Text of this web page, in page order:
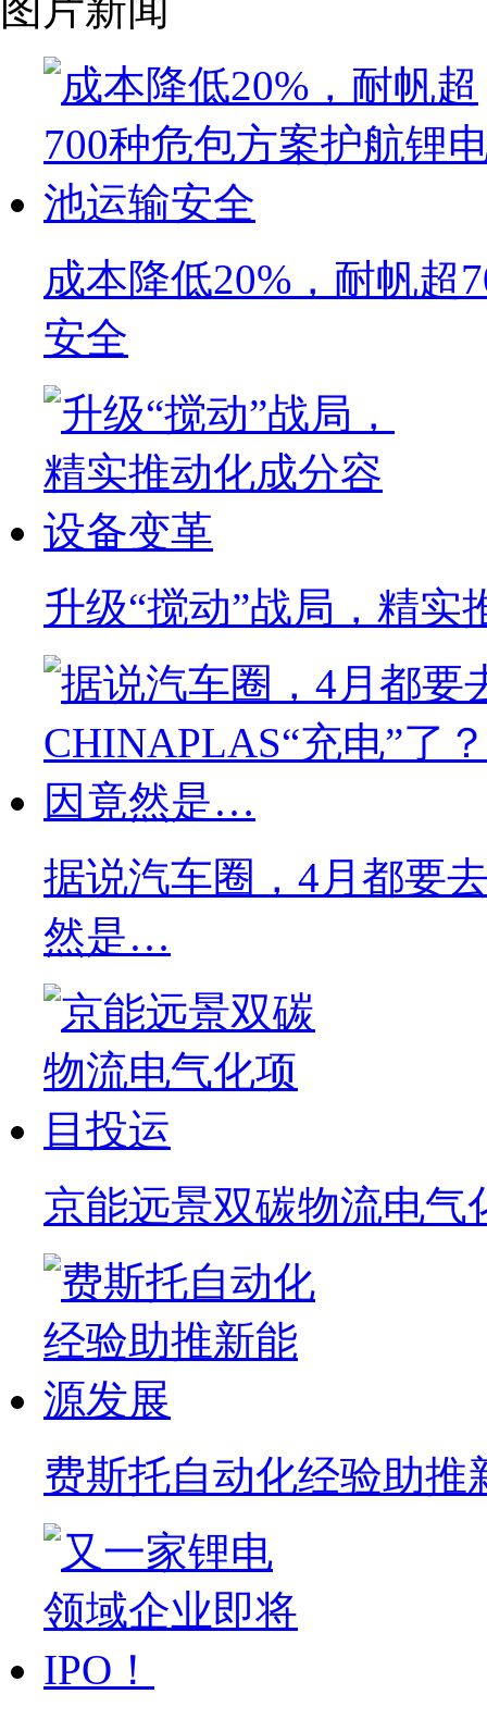
图片新闻
成本降低20%，耐帆超
安全
升级“搅动”战局，精实
据说汽车圈，4月都要
然是…
京能远景双碳物流电气
费斯托自动化经验助推